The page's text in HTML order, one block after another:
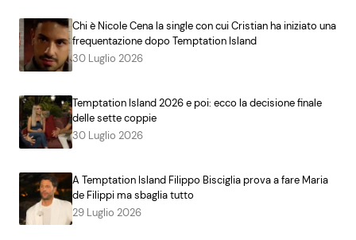
Chi è Nicole Cena la single con cui Cristian ha iniziato una
frequentazione dopo Temptation Island
30 Luglio 2026
Temptation Island 2026 e poi: ecco la decisione finale
delle sette coppie
30 Luglio 2026
A Temptation Island Filippo Bisciglia prova a fare Maria
de Filippi ma sbaglia tutto
29 Luglio 2026